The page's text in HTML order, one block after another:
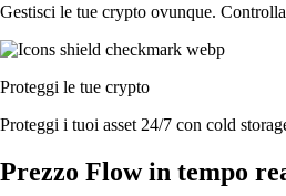
Gestisci le tue crypto ovunque.
Proteggi le tue crypto
Proteggi i tuoi asset 24/7 con cold
Prezzo Flow in tempo